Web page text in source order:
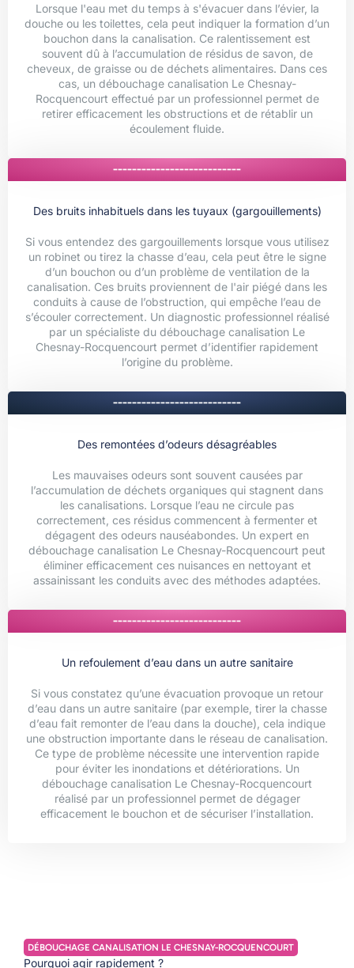
Lorsque l'eau met du temps à s'évacuer dans l’évier, la
douche ou les toilettes, cela peut indiquer la formation d’un
bouchon dans la canalisation. Ce ralentissement est
souvent dû à l’accumulation de résidus de savon, de
cheveux, de graisse ou de déchets alimentaires. Dans ces
cas, un débouchage canalisation Le Chesnay-
Rocquencourt effectué par un professionnel permet de
retirer efficacement les obstructions et de rétablir un
écoulement fluide.
---------------------------
Des bruits inhabituels dans les tuyaux (gargouillements)
Si vous entendez des gargouillements lorsque vous utilisez
un robinet ou tirez la chasse d’eau, cela peut être le signe
d’un bouchon ou d’un problème de ventilation de la
canalisation. Ces bruits proviennent de l'air piégé dans les
conduits à cause de l’obstruction, qui empêche l’eau de
s’écouler correctement. Un diagnostic professionnel réalisé
par un spécialiste du débouchage canalisation Le
Chesnay-Rocquencourt permet d’identifier rapidement
l’origine du problème.
---------------------------
Des remontées d’odeurs désagréables
Les mauvaises odeurs sont souvent causées par
l’accumulation de déchets organiques qui stagnent dans
les canalisations. Lorsque l’eau ne circule pas
correctement, ces résidus commencent à fermenter et
dégagent des odeurs nauséabondes. Un expert en
débouchage canalisation Le Chesnay-Rocquencourt peut
éliminer efficacement ces nuisances en nettoyant et
assainissant les conduits avec des méthodes adaptées.
---------------------------
Un refoulement d’eau dans un autre sanitaire
Si vous constatez qu’une évacuation provoque un retour
d’eau dans un autre sanitaire (par exemple, tirer la chasse
d’eau fait remonter de l’eau dans la douche), cela indique
une obstruction importante dans le réseau de canalisation.
Ce type de problème nécessite une intervention rapide
pour éviter les inondations et détériorations. Un
débouchage canalisation Le Chesnay-Rocquencourt
réalisé par un professionnel permet de dégager
efficacement le bouchon et de sécuriser l’installation.
DÉBOUCHAGE CANALISATION LE CHESNAY-ROCQUENCOURT
Pourquoi agir rapidement ?